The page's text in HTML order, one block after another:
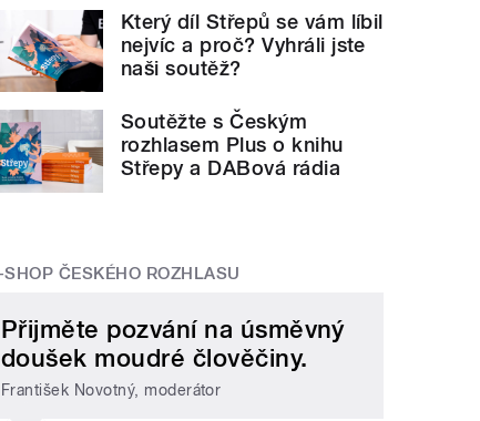
Který díl Střepů se vám líbil
nejvíc a proč? Vyhráli jste
naši soutěž?
Soutěžte s Českým
rozhlasem Plus o knihu
Střepy a DABová rádia
SHOP ČESKÉHO ROZHLASU
Přijměte pozvání na úsměvný
doušek moudré člověčiny.
František Novotný, moderátor